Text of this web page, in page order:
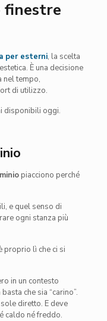
finestre
per esterni, la scelta
È una decisione
nel tempo,
di utilizzo.
disponibili oggi.
piacciono perché
e quel senso di
ogni stanza più
proprio lì che ci si
in un contesto
basta che sia “carino”.
diretto. E deve
caldo né freddo.